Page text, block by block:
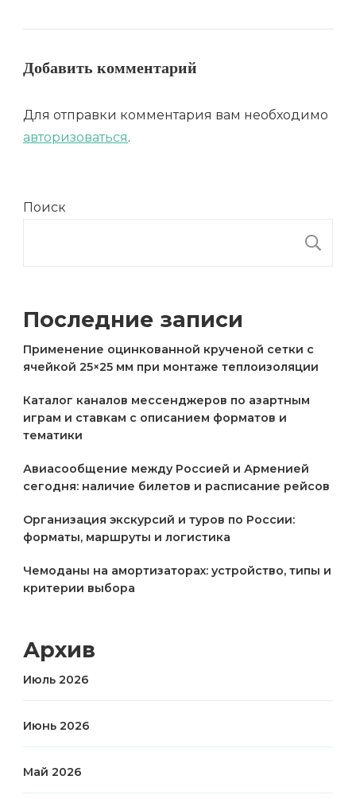
Добавить комментарий
Для отправки комментария вам необходимо
авторизоваться.
Поиск
Последние записи
Применение оцинкованной крученой сетки с
ячейкой 25×25 мм при монтаже теплоизоляции
Каталог каналов мессенджеров по азартным
играм и ставкам с описанием форматов и
тематики
Авиасообщение между Россией и Арменией
сегодня: наличие билетов и расписание рейсов
Организация экскурсий и туров по России:
форматы, маршруты и логистика
Чемоданы на амортизаторах: устройство, типы и
критерии выбора
Архив
Июль 2026
Июнь 2026
Май 2026